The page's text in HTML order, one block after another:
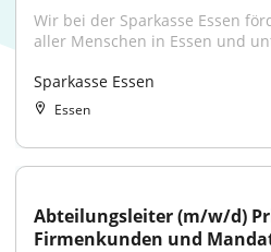
Wir bei der Sparkasse Essen
aller Menschen in Essen und
Sparkasse Essen
Essen
Abteilungsleiter (m/w/d)
Firmenkunden und